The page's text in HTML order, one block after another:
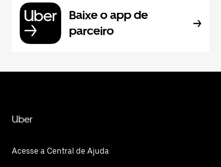
Baixe o app de
parceiro
Uber
Acesse a Central de Ajuda